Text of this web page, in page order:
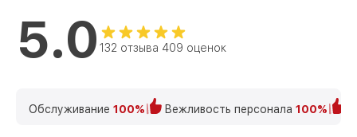
5.0 132 отзыва 409 оценок
Обслуживание 100% Вежливость персонала 100%